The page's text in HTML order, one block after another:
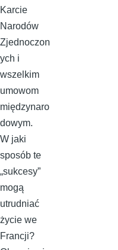
Karcie
Narodów
Zjednoczon
ych i
wszelkim
umowom
międzynaro
dowym.
W jaki
sposób te
„sukcesy”
mogą
utrudniać
życie we
Francji?